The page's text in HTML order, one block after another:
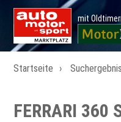
mit
Startseite Suchergebnis
FERRARI 360